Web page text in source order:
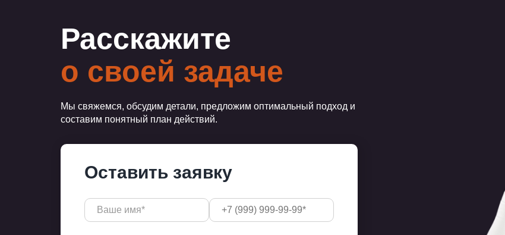
Расскажите
о своей задаче
Мы свяжемся, обсудим детали, предложим оптимальный подход и
составим понятный план действий.
Оставить заявку